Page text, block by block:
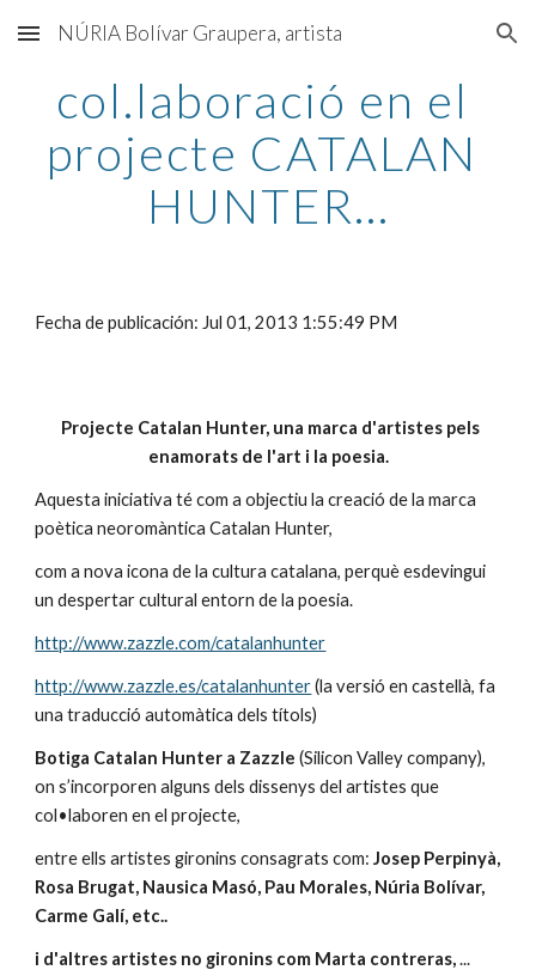
Skip to main content Skip to navigation
NÚRIA Bolívar Graupera, artista
col.laboració en el
projecte CATALAN
HUNTER...
Fecha de publicación: Jul 01, 2013 1:55:49 PM
Projecte Catalan Hunter, una marca d'artistes pels
enamorats de l'art i la poesia.
Aquesta iniciativa té com a objectiu la creació de la marca
poètica neoromàntica Catalan Hunter,
com a nova icona de la cultura catalana, perquè esdevingui
un despertar cultural entorn de la poesia.
http://www.zazzle.com/catalanhunter
http://www.zazzle.es/catalanhunter (la versió en castellà, fa
una traducció automàtica dels títols)
Botiga Catalan Hunter a Zazzle (Silicon Valley company),
on s’incorporen alguns dels dissenys del artistes que
col•laboren en el projecte,
entre ells artistes gironins consagrats com: Josep Perpinyà,
Rosa Brugat, Nausica Masó, Pau Morales, Núria Bolívar,
Carme Galí, etc..
i d'altres artistes no gironins com Marta contreras, ...